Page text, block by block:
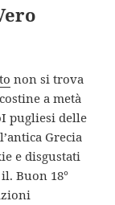
non si trova
a metà
pugliesi delle
Grecia
e disgustati
Buon 18°